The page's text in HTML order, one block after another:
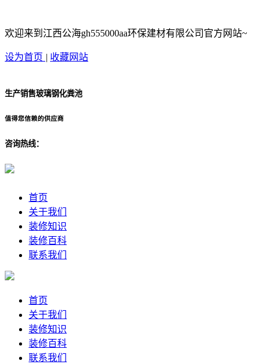
欢迎来到江西公海gh555000aa环保建材有限公司官方网站~
设为首页 | 收藏网站
生产销售玻璃钢化粪池
值得您信赖的供应商
咨询热线：
首页
关于我们
装修知识
装修百科
联系我们
首页
关于我们
装修知识
装修百科
联系我们